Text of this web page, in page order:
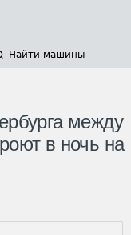
Найти машины
между
в ночь на